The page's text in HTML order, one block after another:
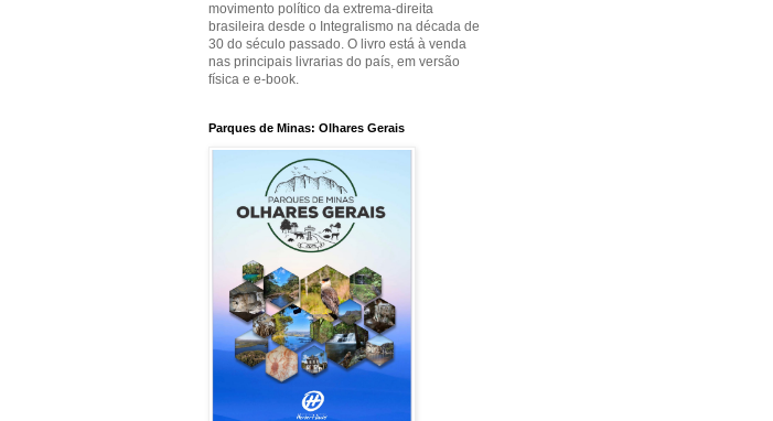
movimento político da extrema-direita
brasileira desde o Integralismo na década de
30 do século passado. O livro está à venda
nas principais livrarias do país, em versão
física e e-book.
Parques de Minas: Olhares Gerais